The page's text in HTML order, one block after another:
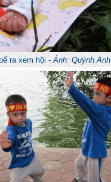
ra xem hội -Ảnh: Quỳnh Anh